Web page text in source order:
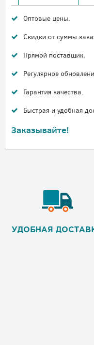
Оптовые цены.
Скидки от суммы
Прямой поставщик.
Регулярное
Гарантия качества.
Быстрая и удобная
Заказывайте!
УДОБНАЯ